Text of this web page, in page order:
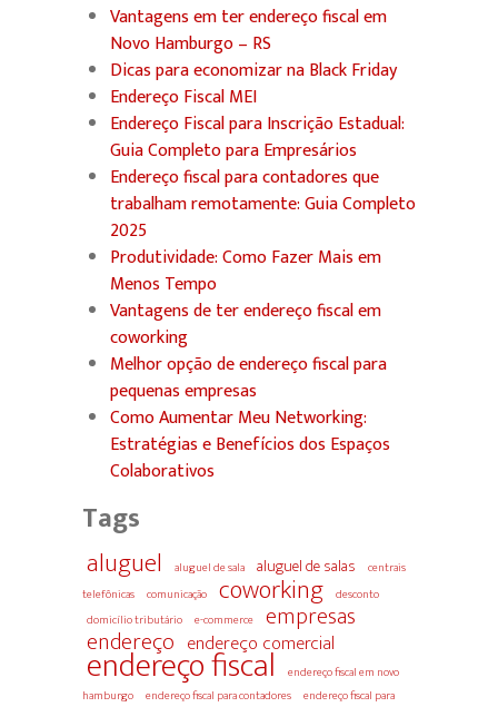
Vantagens em ter endereço fiscal em
Novo Hamburgo – RS
Dicas para economizar na Black Friday
Endereço Fiscal MEI
Endereço Fiscal para Inscrição Estadual:
Guia Completo para Empresários
Endereço fiscal para contadores que
trabalham remotamente: Guia Completo
2025
Produtividade: Como Fazer Mais em
Menos Tempo
Vantagens de ter endereço fiscal em
coworking
Melhor opção de endereço fiscal para
pequenas empresas
Como Aumentar Meu Networking:
Estratégias e Benefícios dos Espaços
Colaborativos
Tags
aluguel aluguel de sala aluguel de salas
centrais
telefônicas
comunicação coworking
desconto
domicílio tributário
e-commerce empresas
endereço endereço comercial
endereço fiscal
endereço fiscal em novo
hamburgo
endereço fiscal para contadores
endereço fiscal para